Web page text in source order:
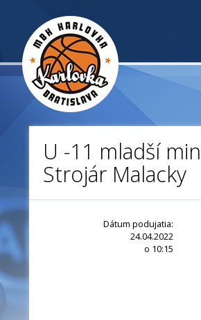
U -11 mladší
Strojár Malacky
Dátum podujatia:
24.04.2022
o 10:15